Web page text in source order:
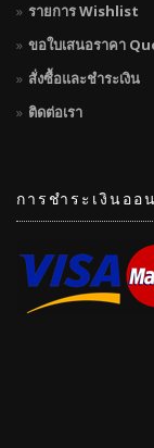
รายการ Wishlist
ขอใบเสนอราคา
สั่งซื้อและชำระเงิน
ติดต่อเรา
การชำระเงินออ